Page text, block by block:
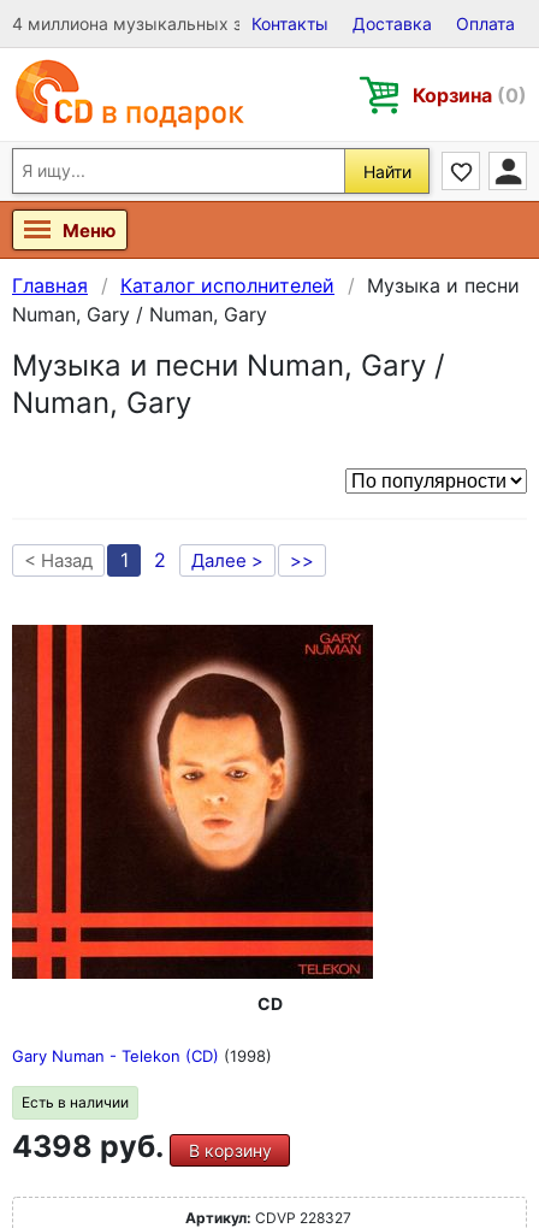
4 миллиона музыкальных записей на Виниле, CD и DVD
Контакты Доставка Оплата
Корзина (0)
Найти
Меню
Главная Каталог исполнителей
Музыка и песни
Numan, Gary / Numan, Gary
Музыка и песни Numan, Gary /
Numan, Gary
< Назад 1 2 Далее > >>
CD
Gary Numan - Telekon (CD) (1998)
Есть в наличии
4398 руб. В корзину
Артикул: CDVP 228327